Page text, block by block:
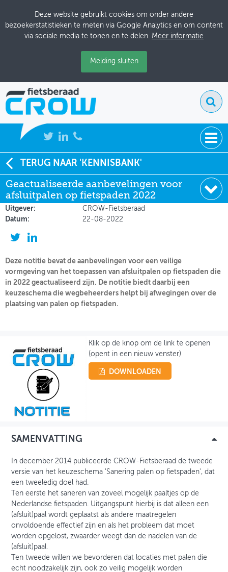
Deze website gebruikt cookies om onder andere
bezoekerstatistieken te meten via Google Analytics en om content
via sociale media te tonen en te delen. Meer informatie
Melding sluiten
NIEUWS
BIJEENKOMSTEN
KENNISBANK
THEMASITES
MIJN PROFIEL
TERUG NAAR 'KENNISBANK'
Geactualiseerde aanbevelingen voor
afsluitpalen op fietspaden 2022
Soort:
Aanbevelingen & Richtlijnen
Auteur:
Stan Wolters & Mark van Gurp (CROW-
Fietsberaad)
Uitgever:
CROW-Fietsberaad
Datum:
22-08-2022
Deze notitie bevat de aanbevelingen voor een veilige
vormgeving van het toepassen van afsluitpalen op fietspaden die
in 2022 geactualiseerd zijn. De notitie biedt daarbij een
keuzeschema die wegbeheerders helpt bij afwegingen over de
plaatsing van palen op fietspaden.
Klik op de knop om de link te openen
(opent in een nieuw venster)
DOWNLOADEN
SAMENVATTING
In december 2014 publiceerde CROW-Fietsberaad de tweede
versie van het keuzeschema 'Sanering palen op fietspaden', dat
een tweeledig doel had.
Ten eerste het saneren van zoveel mogelijk paaltjes op de
Nederlandse fietspaden. Uitgangspunt hierbij is dat alleen een
(afsluit)paal wordt geplaatst als andere maatregelen
onvoldoende effectief zijn en als het probleem dat moet
worden opgelost, zwaarder weegt dan de nadelen van de
(afsluit)paal.
Ten tweede willen we bevorderen dat locaties met palen die
echt noodzakelijk zijn, ook zo veilig mogelijk worden